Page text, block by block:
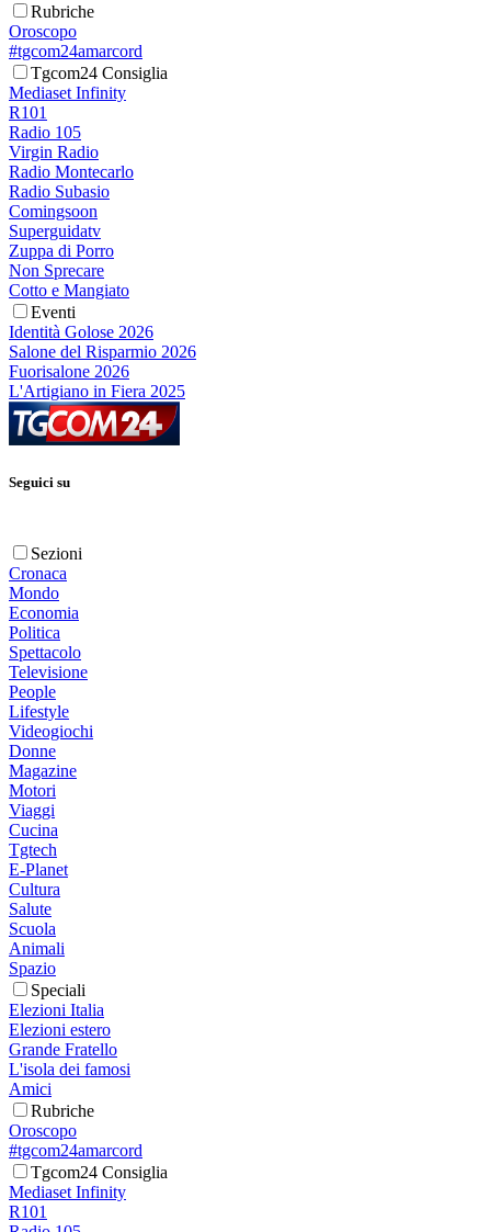
Rubriche
Oroscopo
#tgcom24amarcord
Tgcom24 Consiglia
Mediaset Infinity
R101
Radio 105
Virgin Radio
Radio Montecarlo
Radio Subasio
Comingsoon
Superguidatv
Zuppa di Porro
Non Sprecare
Cotto e Mangiato
Eventi
Identità Golose 2026
Salone del Risparmio 2026
Fuorisalone 2026
L'Artigiano in Fiera 2025
Seguici su
Sezioni
Cronaca
Mondo
Economia
Politica
Spettacolo
Televisione
People
Lifestyle
Videogiochi
Donne
Magazine
Motori
Viaggi
Cucina
Tgtech
E-Planet
Cultura
Salute
Scuola
Animali
Spazio
Speciali
Elezioni Italia
Elezioni estero
Grande Fratello
L'isola dei famosi
Amici
Rubriche
Oroscopo
#tgcom24amarcord
Tgcom24 Consiglia
Mediaset Infinity
R101